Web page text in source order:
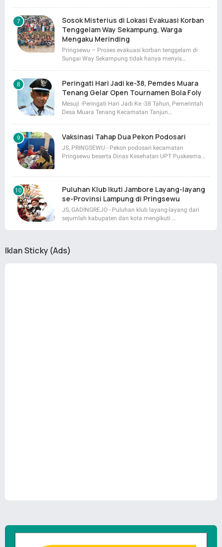
Sosok Misterius di Lokasi Evakuasi Korban
Tenggelam Way Sekampung, Warga
Mengaku Merinding
Pringsewu – Proses evakuasi korban tenggelam di
Sungai Way Sekampung tidak hanya menyis…
Peringati Hari Jadi ke-38, Pemdes Muara
Tenang Gelar Open Tournamen Bola Foly
Mesuji -Peringati Hari Jadi Ke -38 Tahun, Pemerintah
Desa Muara Tenang Kecamatan Tanjun…
Vaksinasi Tahap Dua Pekon Podosari
JS, PRINGSEWU - Pekon podosari kecamatan
Pringsewu beserta Dinas Kesehatan UPT Puskesma…
Puluhan Klub Ikuti Jambore Layang-layang
se-Provinsi Lampung di Pringsewu
JS, GADINGREJO - Puluhan klub layang-layang dari
sejumlah kabupaten dan kota mengikuti …
Iklan Sticky (Ads)